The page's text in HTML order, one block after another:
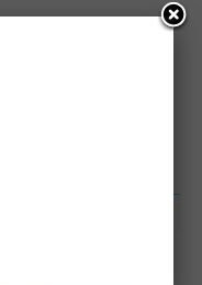
til nettsiden din? Da